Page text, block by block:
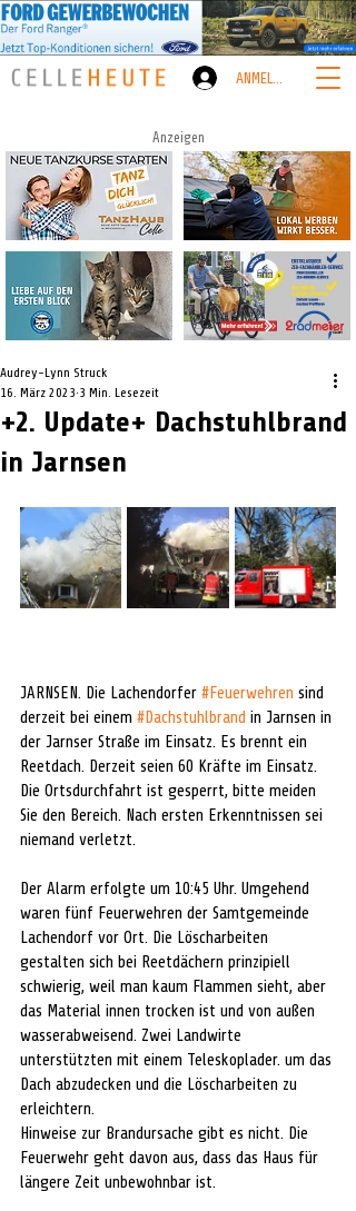
ANMELDEN
Anzeigen
+2. Update+ Dachstuhlbrand
in Jarnsen
Audrey-Lynn Struck
16. März 2023 3 Min. Lesezeit
JARNSEN. Die Lachendorfer #Feuerwehren sind
derzeit bei einem #Dachstuhlbrand in Jarnsen in
der Jarnser Straße im Einsatz. Es brennt ein
Reetdach. Derzeit seien 60 Kräfte im Einsatz.
Die Ortsdurchfahrt ist gesperrt, bitte meiden
Sie den Bereich. Nach ersten Erkenntnissen sei
niemand verletzt.
Der Alarm erfolgte um 10:45 Uhr. Umgehend
waren fünf Feuerwehren der Samtgemeinde
Lachendorf vor Ort. Die Löscharbeiten
gestalten sich bei Reetdächern prinzipiell
schwierig, weil man kaum Flammen sieht, aber
das Material innen trocken ist und von außen
wasserabweisend. Zwei Landwirte
unterstützten mit einem Teleskoplader. um das
Dach abzudecken und die Löscharbeiten zu
erleichtern.
Hinweise zur Brandursache gibt es nicht. Die
Feuerwehr geht davon aus, dass das Haus für
längere Zeit unbewohnbar ist.